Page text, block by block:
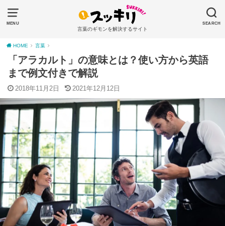
MENU SEARCH
言葉のギモンを解決するサイト
HOME 言葉
「アラカルト」の意味とは？使い方から英語
まで例文付きで解説
2018年11月2日 2021年12月12日